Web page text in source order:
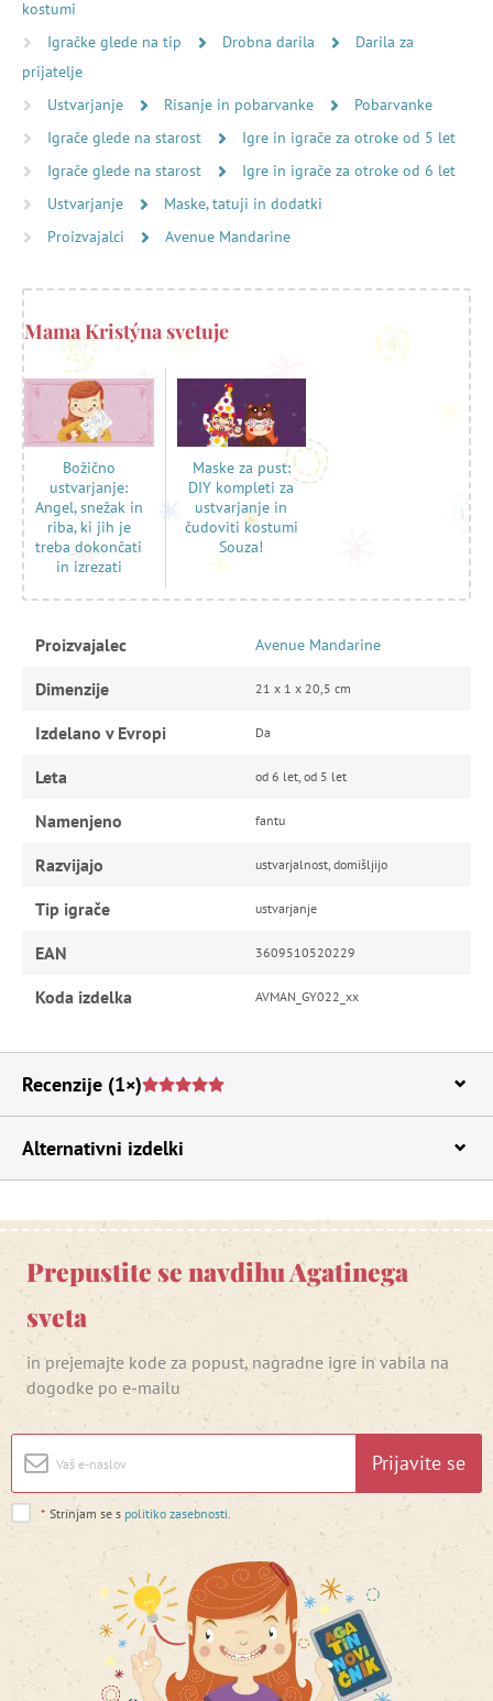
kostumi
Igračke glede na tip
Drobna darila
Darila za
prijatelje
Ustvarjanje
Risanje in pobarvanke
Pobarvanke
Igrače glede na starost
Igre in igrače za otroke od 5 let
Igrače glede na starost
Igre in igrače za otroke od 6 let
Ustvarjanje
Maske, tatuji in dodatki
Proizvajalci
Avenue Mandarine
Mama Kristýna svetuje
Božično
ustvarjanje:
Angel, snežak in
riba, ki jih je
treba dokončati
in izrezati
Maske za pust:
DIY kompleti za
ustvarjanje in
čudoviti kostumi
Souza!
Proizvajalec Avenue Mandarine
Dimenzije 21 x 1 x 20,5 cm
Izdelano v Evropi Da
Leta od 6 let, od 5 let
Namenjeno fantu
Razvijajo ustvarjalnost, domišljijo
Tip igrače ustvarjanje
EAN 3609510520229
Koda izdelka AVMAN_GY022_xx
Recenzije (1×)
Alternativni izdelki
Prepustite se navdihu Agatinega
sveta
in prejemajte kode za popust, nagradne igre in vabila na
dogodke po e-mailu
Prijavite se
* Strinjam se s politiko zasebnosti.